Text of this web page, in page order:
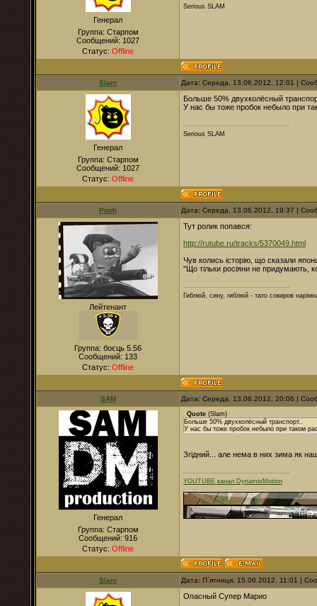
Генерал
Группа: Старпом
Сообщений: 1027
Статус: Offline
Serious SLAM
Slam Дата: Середа, 13.06.2012, 12:01 |
Генерал
Группа: Старпом
Сообщений: 1027
Статус: Offline
Больше 50% двухколёсный
У нас бы тоже пробок небыло при
Serious SLAM
Pooh Дата: Середа, 13.06.2012, 19:37 |
Лейтенант
Группа: боєць 5.56
Сообщений: 133
Статус: Offline
Тут ролик попався:
http://rutube.ru/tracks/5370049.html
Чув колись історію, що сказали
"Що тільки росіяни не придумають,
Гиблюй, сину, гиблюй - тато сокиров
SAM Дата: Середа, 13.06.2012, 20:06 |
Генерал
Группа: Старпом
Сообщений: 916
Статус: Offline
Quote (Slam)
Больше 50% двухколёсный транспорт..
У нас бы тоже пробок небыло при таком
Згідний... але нема в них зима як
YOUTUBE канал DynamixMotion
Slam Дата: П`ятниця, 15.06.2012, 11:01 |
Опасный Супер Марио